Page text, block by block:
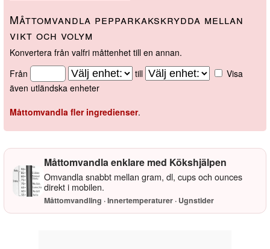
Måttomvandla pepparkakskrydda mellan
vikt och volym
Konvertera från valfri måttenhet till en annan.
Från
till
Visa
även utländska enheter
Måttomvandla fler ingredienser.
Måttomvandla enklare med Kökshjälpen
Omvandla snabbt mellan gram, dl, cups och ounces
direkt i mobilen.
Måttomvandling · Innertemperaturer · Ugnstider